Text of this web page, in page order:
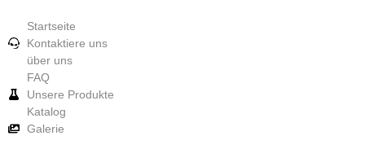
Startseite
Kontaktiere uns
über uns
FAQ
Unsere Produkte
Katalog
Galerie